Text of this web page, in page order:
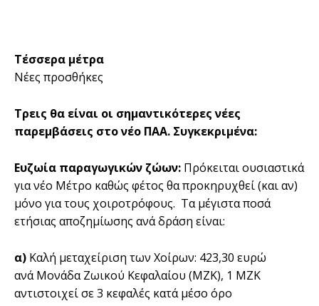
Τέσσερα µέτρα
Νέες προσθήκες
Τρεις θα είναι οι σηµαντικότερες νέες
παρεµβάσεις στο νέο ΠΑΑ. Συγκεκριµένα:
Ευζωία παραγωγικών ζώων: Πρόκειται ουσιαστικά
για νέο Μέτρο καθώς φέτος θα προκηρυχθεί (και αν)
µόνο για τους χοιροτρόφους. Τα µέγιστα ποσά
ετήσιας αποζηµίωσης ανά δράση είναι:
α) Καλή µεταχείριση των Χοίρων: 423,30 ευρώ
ανά Μονάδα Ζωικού Κεφαλαίου (ΜΖΚ), 1 ΜΖΚ
αντιστοιχεί σε 3 κεφαλές κατά µέσο όρο